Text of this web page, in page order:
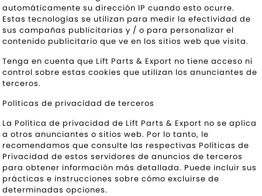
automáticamente su dirección IP cuando esto ocurre.
Estas tecnologías se utilizan para medir la efectividad de
sus campañas publicitarias y / o para personalizar el
contenido publicitario que ve en los sitios web que visita.
Tenga en cuenta que Lift Parts & Export no tiene acceso ni
control sobre estas cookies que utilizan los anunciantes de
terceros.
Políticas de privacidad de terceros
La Política de privacidad de Lift Parts & Export no se aplica
a otros anunciantes o sitios web. Por lo tanto, le
recomendamos que consulte las respectivas Políticas de
Privacidad de estos servidores de anuncios de terceros
para obtener información más detallada. Puede incluir sus
prácticas e instrucciones sobre cómo excluirse de
determinadas opciones.